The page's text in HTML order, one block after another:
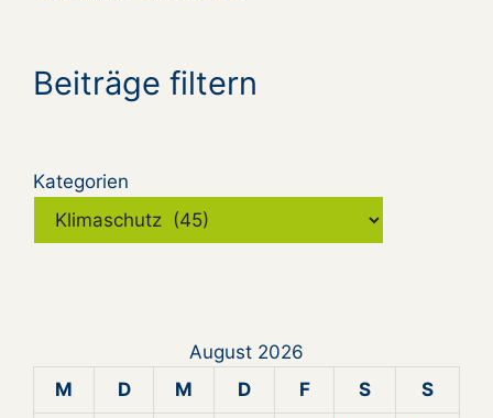
Beiträge filtern
Kategorien
August 2026
M
D M D F S S